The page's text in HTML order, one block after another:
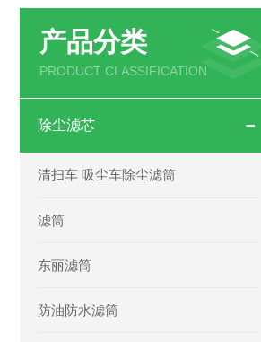
产品分类
PRODUCT CLASSIFICATION
除尘滤芯
清扫车 吸尘车除尘滤筒
滤筒
东丽滤筒
防油防水滤筒